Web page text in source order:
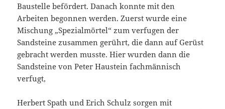
Baustelle befördert. Danach konnte mit den
Arbeiten begonnen werden. Zuerst wurde eine
Mischung „Spezialmörtel“ zum verfugen der
Sandsteine zusammen gerührt, die dann auf Gerüst
gebracht werden musste. Hier wurden dann die
Sandsteine von Peter Haustein fachmännisch
verfugt,
Herbert Spath und Erich Schulz sorgen mit